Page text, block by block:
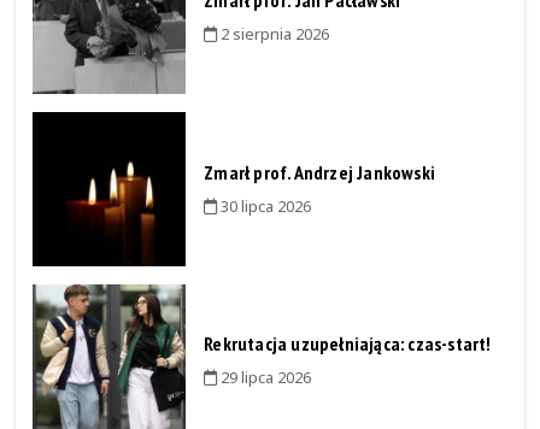
2 sierpnia 2026
Zmarł prof. Andrzej Jankowski
30 lipca 2026
Rekrutacja uzupełniająca: czas-start!
29 lipca 2026